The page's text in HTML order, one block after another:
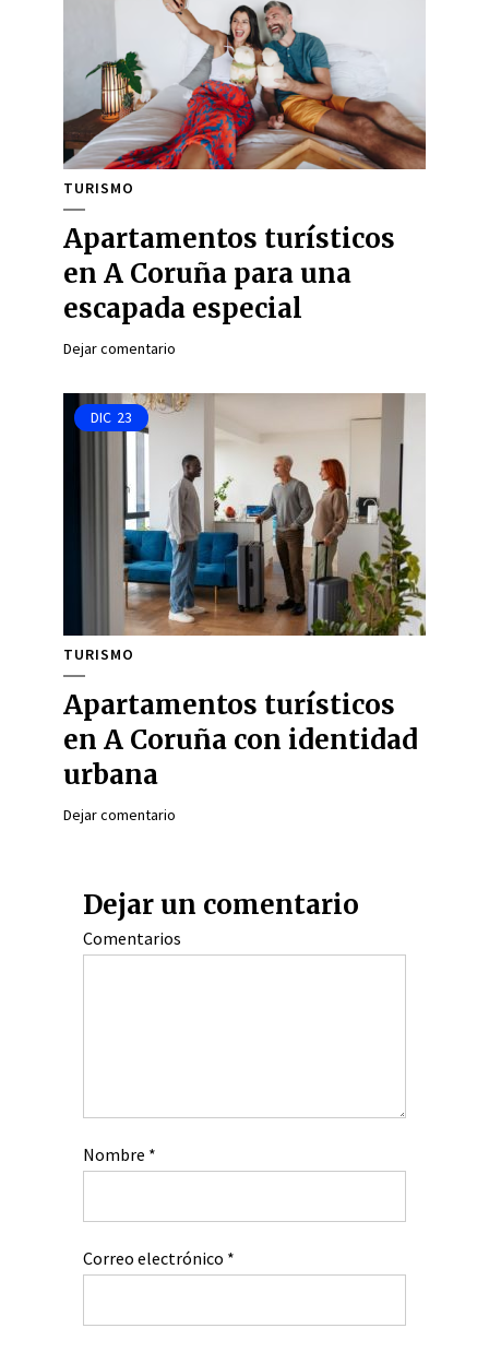
TURISMO
Apartamentos turísticos
en A Coruña para una
escapada especial
Dejar comentario
DIC 23
TURISMO
Apartamentos turísticos
en A Coruña con identidad
urbana
Dejar comentario
Dejar un comentario
Comentarios
Nombre *
Correo electrónico *